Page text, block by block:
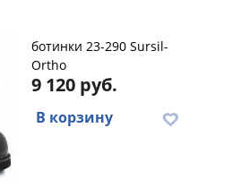
ботинки 23-290 Sursil-
Ortho
9 120 руб.
В корзину